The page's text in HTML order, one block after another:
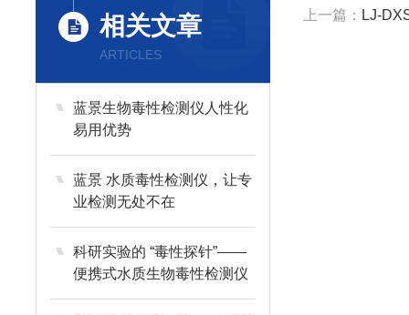
相关文章
ARTICLES
蓝景生物毒性检测仪人性化
易用优势
蓝景 水质毒性检测仪，让专
业检测无处不在
科研实验的 “毒性探针”——
便携式水质生物毒性检测仪
上一篇： LJ-